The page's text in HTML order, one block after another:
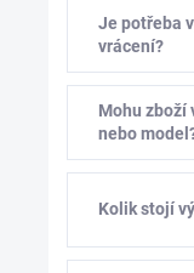
Je potřeba
vrácení?
Mohu zboží
nebo
Kolik stojí